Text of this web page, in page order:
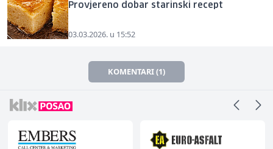
Provjereno dobar starinski recept
03.03.2026. u 15:52
KOMENTARI (1)